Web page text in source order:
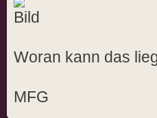
Woran kann das
MFG